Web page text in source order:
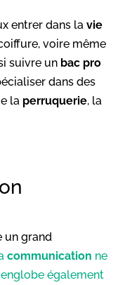
entrer dans la vie
voire même
suivre un bac pro
dans des
la perruquerie, la
un grand
communication ne
également